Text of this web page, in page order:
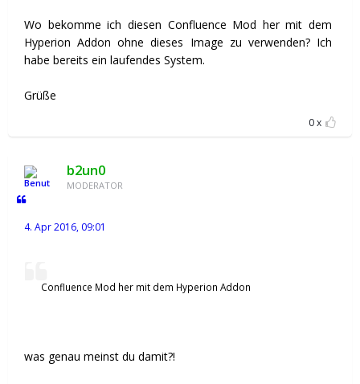
Wo bekomme ich diesen Confluence Mod her mit dem
Hyperion Addon ohne dieses Image zu verwenden? Ich
habe bereits ein laufendes System.
Grüße
0
b2un0
MODERATOR
4. Apr 2016, 09:01
Confluence Mod her mit dem Hyperion Addon
was genau meinst du damit?!